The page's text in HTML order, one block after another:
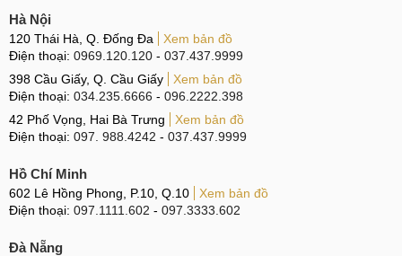
Hà Nội
120 Thái Hà, Q. Đống Đa
Xem bản đồ
Điện thoại: 0969.120.120 - 037.437.9999
398 Cầu Giấy, Q. Cầu Giấy
Xem bản đồ
Điện thoại: 034.235.6666 - 096.2222.398
42 Phố Vọng, Hai Bà Trưng
Xem bản đồ
Điện thoại: 097. 988.4242 - 037.437.9999
Hồ Chí Minh
602 Lê Hồng Phong, P.10, Q.10
Xem bản đồ
Điện thoại: 097.1111.602 - 097.3333.602
Đà Nẵng